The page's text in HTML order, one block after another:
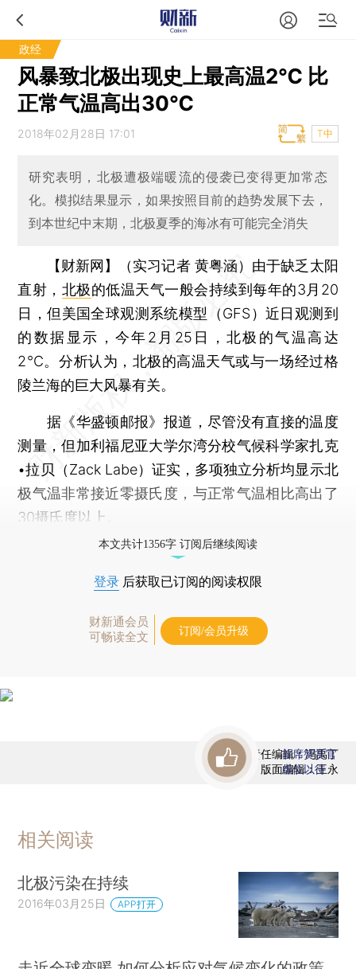
政经
风暴致北极出现史上最高温2℃ 比
正常气温高出30℃
2018年02月28日 17:01 T中
研究表明，北极遭极端暖流的侵袭已变得更加常态
化。模拟结果显示，如果按照目前的趋势发展下去，
到本世纪中末期，北极夏季的海冰有可能完全消失
【财新网】（实习记者 黄粤涵） 由于缺乏太阳
直射， 北极的低温天气一般会持续到每年的3月20
日，但美国全球观测系统模型（GFS）近日观测到
的数据显示，今年2月25日，北极的气温高达
2℃。分析认为，北极的高温天气或与一场经过格
陵兰海的巨大风暴有关。
据《华盛顿邮报》报道，尽管没有直接的温度
测量，但加利福尼亚大学尔湾分校气候科学家扎克
•拉贝（Zack Labe）证实，多项独立分析均显示北
极气温非常接近零摄氏度，与正常气温相比高出了
30摄氏度以上。
本文共计1356字 订阅后继续阅读
登录 后获取已订阅的阅读权限
财新通会员
可畅读全文
订阅/会员升级
责任编辑：冯禹丁
版面编辑：王永
首席赞赏官
虚位以待
相关阅读
北极污染在持续
2016年03月25日 APP打开